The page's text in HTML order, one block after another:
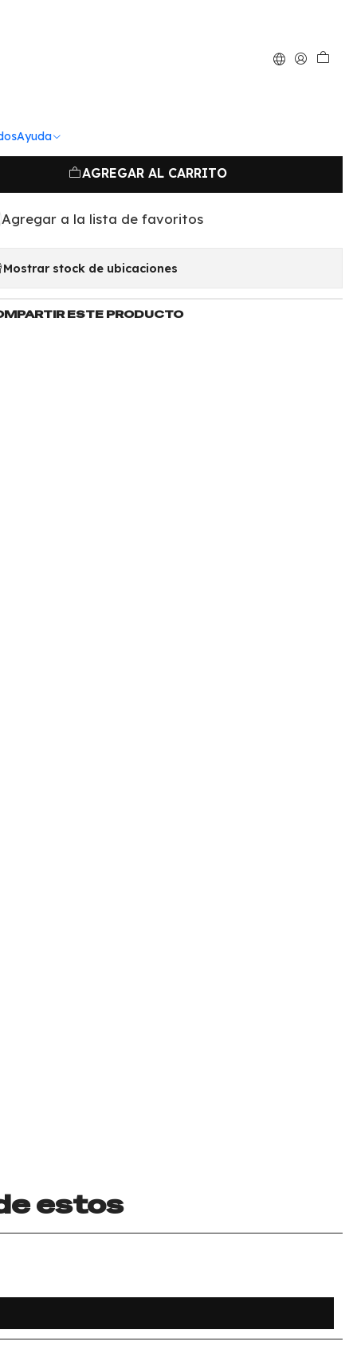
Ayuda
grande
AGREGAR AL CARRITO
Agregar a la lista de favoritos
Mostrar stock de ubicaciones
ESTE PRODUCTO
estos